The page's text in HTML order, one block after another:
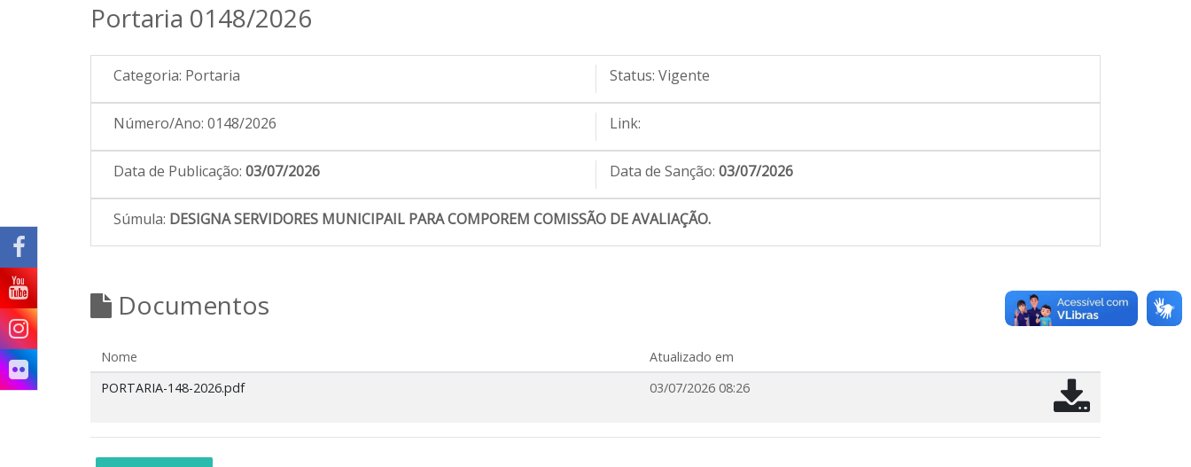
Portaria 0148/2026
Categoria: Portaria Status: Vigente
Número/Ano: 0148/2026 Link:
Data de Publicação: 03/07/2026 Data de Sanção: 03/07/2026
Súmula: DESIGNA SERVIDORES MUNICIPAIL PARA COMPOREM COMISSÃO DE AVALIAÇÃO.
Documentos
Nome
Atualizado em
PORTARIA-148-2026.pdf
03/07/2026 08:26